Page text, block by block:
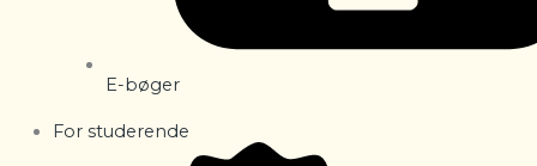
E-bøger
For studerende